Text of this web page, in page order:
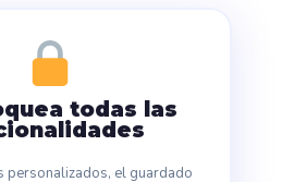
todas las
personalizados, el guardado